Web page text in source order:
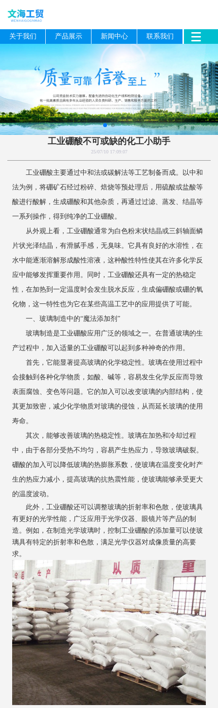
关于我们 产品展示 新闻中心 联系我们
工业硼酸不可或缺的化工小助手
25/07/10 17:09:07
工业硼酸主要通过中和法或碳解法等工艺制备而成。以中和
法为例，将硼矿石经过粉碎、焙烧等预处理后，用硫酸或盐酸等
酸进行酸解，生成硼酸和其他杂质，再通过过滤、蒸发、结晶等
一系列操作，得到纯净的工业硼酸。
从外观上看，工业硼酸通常为白色粉末状结晶或三斜轴面鳞
片状光泽结晶，有滑腻手感，无臭味。它具有良好的水溶性，在
水中能逐渐溶解形成酸性溶液，这种酸性特性使其在许多化学反
应中能够发挥重要作用。同时，工业硼酸还具有一定的热稳定
性，在加热到一定温度时会发生脱水反应，生成偏硼酸或硼的氧
化物，这一特性也为它在某些高温工艺中的应用提供了可能。
一、玻璃制造中的“魔法添加剂”
玻璃制造是工业硼酸应用广泛的领域之一。在普通玻璃的生
产过程中，加入适量的工业硼酸可以起到多种神奇的作用。
首先，它能显著提高玻璃的化学稳定性。玻璃在使用过程中
会接触到各种化学物质，如酸、碱等，容易发生化学反应而导致
表面腐蚀、变色等问题。它的加入可以改变玻璃的内部结构，使
其更加致密，减少化学物质对玻璃的侵蚀，从而延长玻璃的使用
寿命。
其次，能够改善玻璃的热稳定性。玻璃在加热和冷却过程
中，由于各部分受热不均匀，容易产生热应力，导致玻璃破裂。
硼酸的加入可以降低玻璃的热膨胀系数，使玻璃在温度变化时产
生的热应力减小，提高玻璃的抗热震性能，使玻璃能够承受更大
的温度波动。
此外，工业硼酸还可以调整玻璃的折射率和色散，使玻璃具
有更好的光学性能，广泛应用于光学仪器、眼镜片等产品的制
造。例如，在制造光学玻璃时，控制工业硼酸的添加量可以使玻
璃具有特定的折射率和色散，满足光学仪器对成像质量的高要
求。